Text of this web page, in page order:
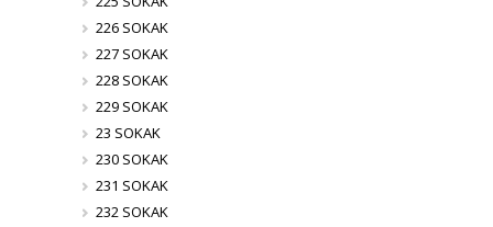
226 SOKAK
227 SOKAK
228 SOKAK
229 SOKAK
23 SOKAK
230 SOKAK
231 SOKAK
232 SOKAK